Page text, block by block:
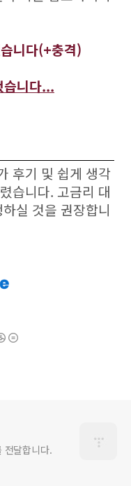
니다(+충격)
습니다...
후기 및 쉽게 생각
습니다. 고금리 대
실 것을 권장합니
전달합니다.